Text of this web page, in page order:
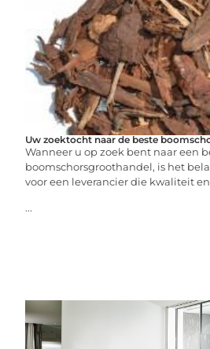
Uw zoektocht naar de beste
Wanneer u op zoek bent naar een
boomschorsgroothandel, is het
voor een leverancier die kwaliteit
...